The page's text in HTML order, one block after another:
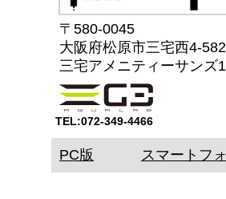
〒580-0045
大阪府松原市三宅西4-
三宅アメニティーサンズ
TEL:072-349-4466
PC版 スマートフ